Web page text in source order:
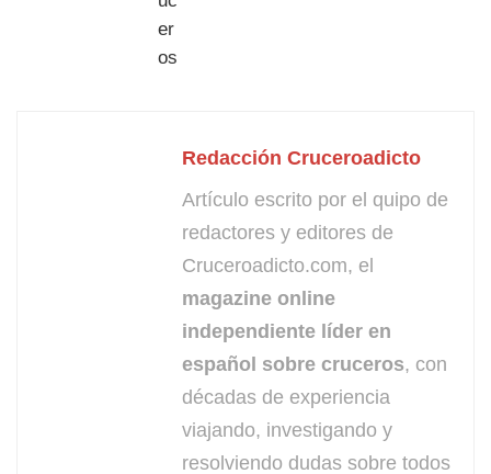
Redacción Cruceroadicto
Artículo escrito por el quipo de
redactores y editores de
Cruceroadicto.com, el
magazine online
independiente líder en
español sobre cruceros, con
décadas de experiencia
viajando, investigando y
resolviendo dudas sobre todos